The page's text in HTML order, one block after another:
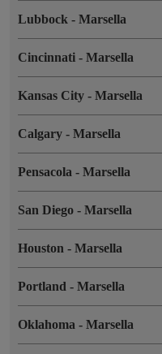
Lubbock - Marsella
Cincinnati - Marsella
Kansas City - Marsella
Calgary - Marsella
Pensacola - Marsella
San Diego - Marsella
Houston - Marsella
Portland - Marsella
Oklahoma - Marsella